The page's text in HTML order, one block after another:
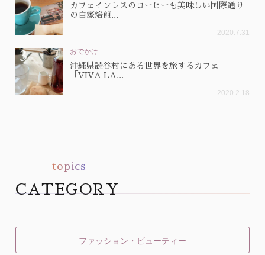
カフェインレスのコーヒーも美味しい国際通り
の自家焙煎...
2020.7.31
おでかけ
沖縄県読谷村にある世界を旅するカフェ
「VIVA LA...
2020.2.18
topics
CATEGORY
ファッション・ビューティー